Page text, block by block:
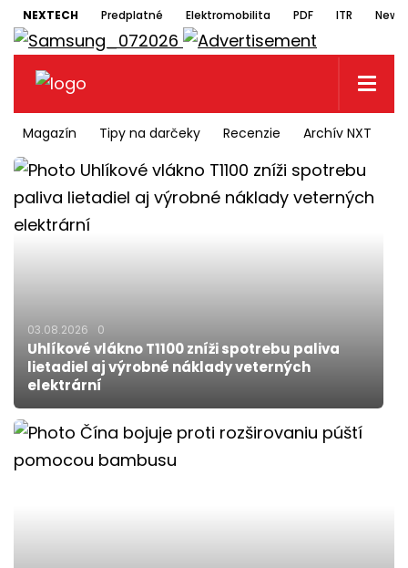
NEXTECH Predplatné Elektromobilita PDF ITR
Magazín Tipy na darčeky Recenzie Archív NXT
03.08.2026 0
Uhlíkové vlákno T1100 zníži spotrebu paliva
lietadiel aj výrobné náklady veterných
elektrární